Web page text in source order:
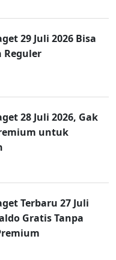
29 Juli 2026 Bisa
Reguler
28 Juli 2026, Gak
untuk
Terbaru 27 Juli
Gratis Tanpa